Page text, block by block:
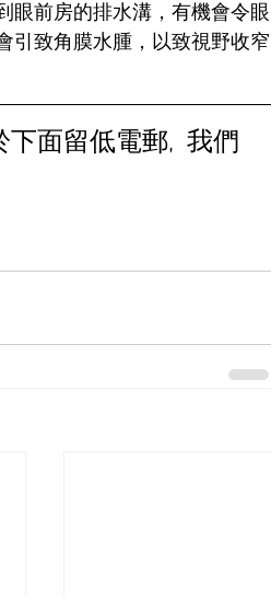
眼前房的排水溝，有機會令眼
引致角膜水腫，以致視野收窄
下面留低電郵,  我們